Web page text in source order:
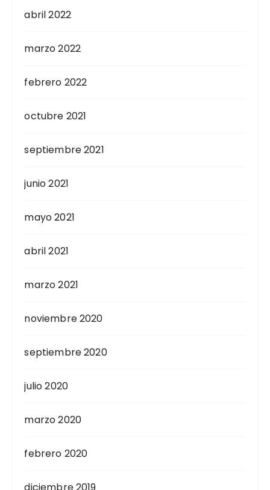
abril 2022
marzo 2022
febrero 2022
octubre 2021
septiembre 2021
junio 2021
mayo 2021
abril 2021
marzo 2021
noviembre 2020
septiembre 2020
julio 2020
marzo 2020
febrero 2020